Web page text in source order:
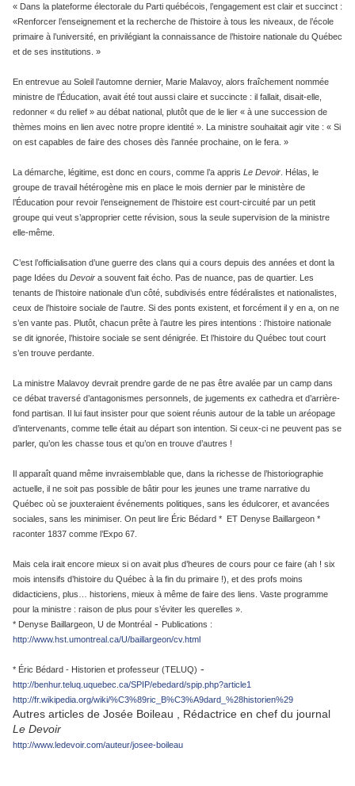
« Dans la plateforme électorale du Parti québécois, l’engagement est clair et succinct :
«Renforcer l’enseignement et la recherche de l’histoire à tous les niveaux, de l’école
primaire à l’université, en privilégiant la connaissance de l’histoire nationale du Québec
et de ses institutions. »
En entrevue au Soleil l’automne dernier, Marie Malavoy, alors fraîchement nommée
ministre de l’Éducation, avait été tout aussi claire et succincte : il fallait, disait-elle,
redonner « du relief » au débat national, plutôt que de le lier « à une succession de
thèmes moins en lien avec notre propre identité ». La ministre souhaitait agir vite : « Si
on est capables de faire des choses dès l’année prochaine, on le fera. »
La démarche, légitime, est donc en cours, comme l’a appris Le Devoir . Hélas, le
groupe de travail hétérogène mis en place le mois dernier par le ministère de
l’Éducation pour revoir l’enseignement de l’histoire est court-circuité par un petit
groupe qui veut s’approprier cette révision, sous la seule supervision de la ministre
elle-même.
C’est l’officialisation d’une guerre des clans qui a cours depuis des années et dont la
page Idées du Devoir a souvent fait écho. Pas de nuance, pas de quartier. Les
tenants de l’histoire nationale d’un côté, subdivisés entre fédéralistes et nationalistes,
ceux de l’histoire sociale de l’autre. Si des ponts existent, et forcément il y en a, on ne
s’en vante pas. Plutôt, chacun prête à l’autre les pires intentions : l’histoire nationale
se dit ignorée, l’histoire sociale se sent dénigrée. Et l’histoire du Québec tout court
s’en trouve perdante.
La ministre Malavoy devrait prendre garde de ne pas être avalée par un camp dans
ce débat traversé d’antagonismes personnels, de jugements ex cathedra et d’arrière-
fond partisan. Il lui faut insister pour que soient réunis autour de la table un aréopage
d’intervenants, comme telle était au départ son intention. Si ceux-ci ne peuvent pas se
parler, qu’on les chasse tous et qu’on en trouve d’autres !
Il apparaît quand même invraisemblable que, dans la richesse de l’historiographie
actuelle, il ne soit pas possible de bâtir pour les jeunes une trame narrative du
Québec où se jouxteraient événements politiques, sans les édulcorer, et avancées
sociales, sans les minimiser. On peut lire Éric Bédard * ET Denyse Baillargeon *
raconter 1837 comme l’Expo 67.
Mais cela irait encore mieux si on avait plus d’heures de cours pour ce faire (ah ! six
mois intensifs d’histoire du Québec à la fin du primaire !), et des profs moins
didacticiens, plus… historiens, mieux à même de faire des liens. Vaste programme
pour la ministre : raison de plus pour s’éviter les querelles ».
* Denyse Baillargeon, U de Montréal - Publications :
http://www.hst.umontreal.ca/U/baillargeon/cv.html
* Éric Bédard - Historien et professeur (TELUQ) -
http://benhur.teluq.uquebec.ca/SPIP/ebedard/spip.php?article1
http://fr.wikipedia.org/wiki/%C3%89ric_B%C3%A9dard_%28historien%29
Autres articles de Josée Boileau , Rédactrice en chef du journal
Le Devoir
http://www.ledevoir.com/auteur/josee-boileau